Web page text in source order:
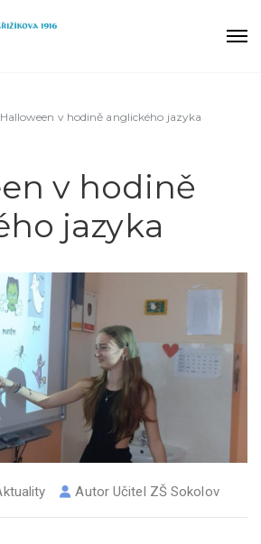
Halloween v hodině anglického jazyka
v hodině
jazyka
AutorUčitel ZŠ Sokolov